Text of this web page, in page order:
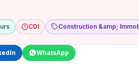
CDI Construction &amp;
WhatsApp